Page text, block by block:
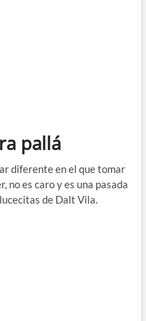
pallá
diferente en el que tomar
no es caro y es una pasada
de Dalt Vila.